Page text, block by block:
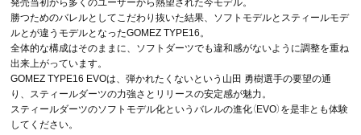
勝つためのバレルとしてこだわり抜いた結果、ソフトモデルとスティールモデ
ルとが違うモデルとなったGOMEZ TYPE16。
全体的な構成はそのままに、ソフトダーツでも違和感がないように調整を重ね
出来上がっています。
GOMEZ TYPE16 EVOは、弾かれたくないという山田 勇樹選手の要望の通
り、スティールダーツの力強さとリリースの安定感が魅力。
スティールダーツのソフトモデル化というバレルの進化（EVO）を是非とも体験
してください。